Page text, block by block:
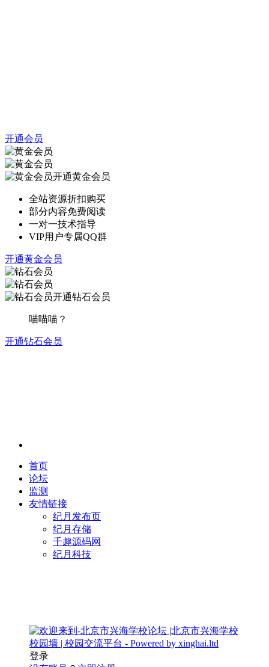
开通会员
开通黄金会员
全站资源折扣购买
部分内容免费阅读
一对一技术指导
VIP用户专属QQ群
开通黄金会员
开通钻石会员
喵喵喵？
开通钻石会员
首页
论坛
监测
友情链接
纪月发布页
纪月存储
千趣源码网
纪月科技
登录